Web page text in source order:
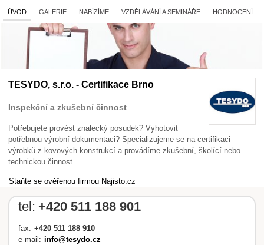
ÚVOD GALERIE NABÍZÍME VZDĚLÁVÁNÍ A SEMINÁŘE HODNOCENÍ
TESYDO, s.r.o. - Certifikace Brno
Inspekční a zkušební činnost
Potřebujete provést znalecký posudek? Vyhotovit
potřebnou výrobní dokumentaci? Specializujeme se na certifikaci
výrobků z kovových konstrukcí a provádíme zkušební, školící nebo
technickou činnost.
Staňte se ověřenou firmou Najisto.cz
tel: +420 511 188 901
fax: +420 511 188 910
e-mail: info@tesydo.cz